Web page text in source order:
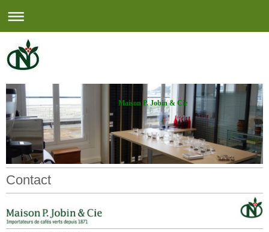
Maison P. Jobin & Cie
Contact